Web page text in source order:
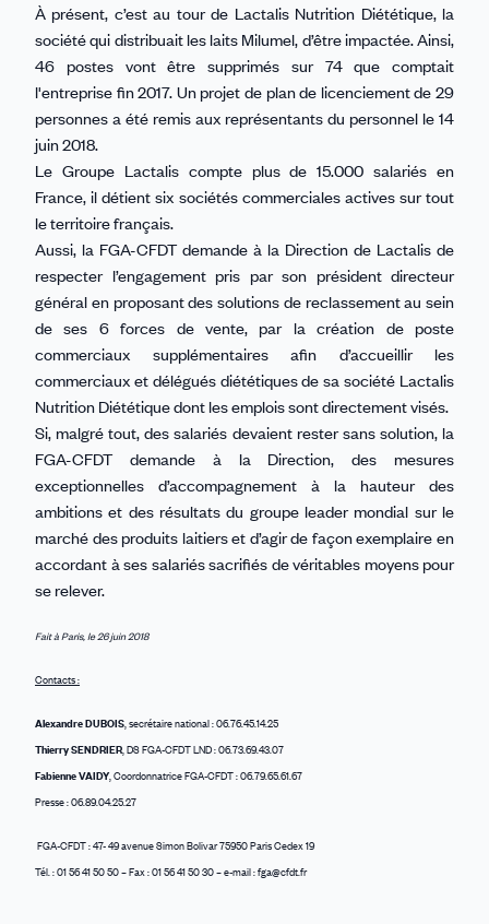
À présent, c’est au tour de Lactalis Nutrition Diététique, la
société qui distribuait les laits Milumel, d’être impactée. Ainsi,
46 postes vont être supprimés sur 74 que comptait
l'entreprise fin 2017. Un projet de plan de licenciement de 29
personnes a été remis aux représentants du personnel le 14
juin 2018.
Le Groupe Lactalis compte plus de 15.000 salariés en
France, il détient six sociétés commerciales actives sur tout
le territoire français.
Aussi, la FGA-CFDT demande à la Direction de Lactalis de
respecter l’engagement pris par son président directeur
général en proposant des solutions de reclassement au sein
de ses 6 forces de vente, par la création de poste
commerciaux supplémentaires afin d’accueillir les
commerciaux et délégués diététiques de sa société Lactalis
Nutrition Diététique dont les emplois sont directement visés.
Si, malgré tout, des salariés devaient rester sans solution, la
FGA-CFDT demande à la Direction, des mesures
exceptionnelles d’accompagnement à la hauteur des
ambitions et des résultats du groupe leader mondial sur le
marché des produits laitiers et d’agir de façon exemplaire en
accordant à ses salariés sacrifiés de véritables moyens pour
se relever.
Fait à Paris, le 26 juin 2018
Contacts :
Alexandre DUBOIS, secrétaire national : 06.76.45.14.25
Thierry SENDRIER, DS FGA-CFDT LND : 06.73.69.43.07
Fabienne VAIDY, Coordonnatrice FGA-CFDT : 06.79.65.61.67
Presse : 06.89.04.25.27
FGA-CFDT : 47- 49 avenue Simon Bolivar 75950 Paris Cedex 19
Tél. : 01 56 41 50 50 – Fax : 01 56 41 50 30 – e-mail : fga@cfdt.fr